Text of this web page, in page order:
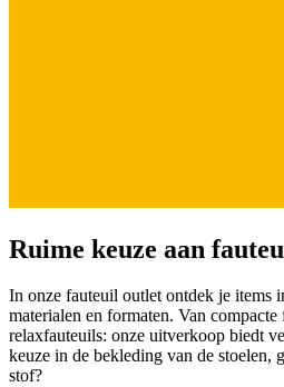
Ruime keuze aan
In onze fauteuil outlet ontdek je items
materialen en formaten. Van
relaxfauteuils: onze uitverkoop biedt
keuze in de bekleding van de stoelen,
stof?